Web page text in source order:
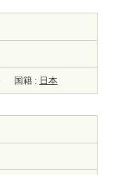
国籍 : 日本